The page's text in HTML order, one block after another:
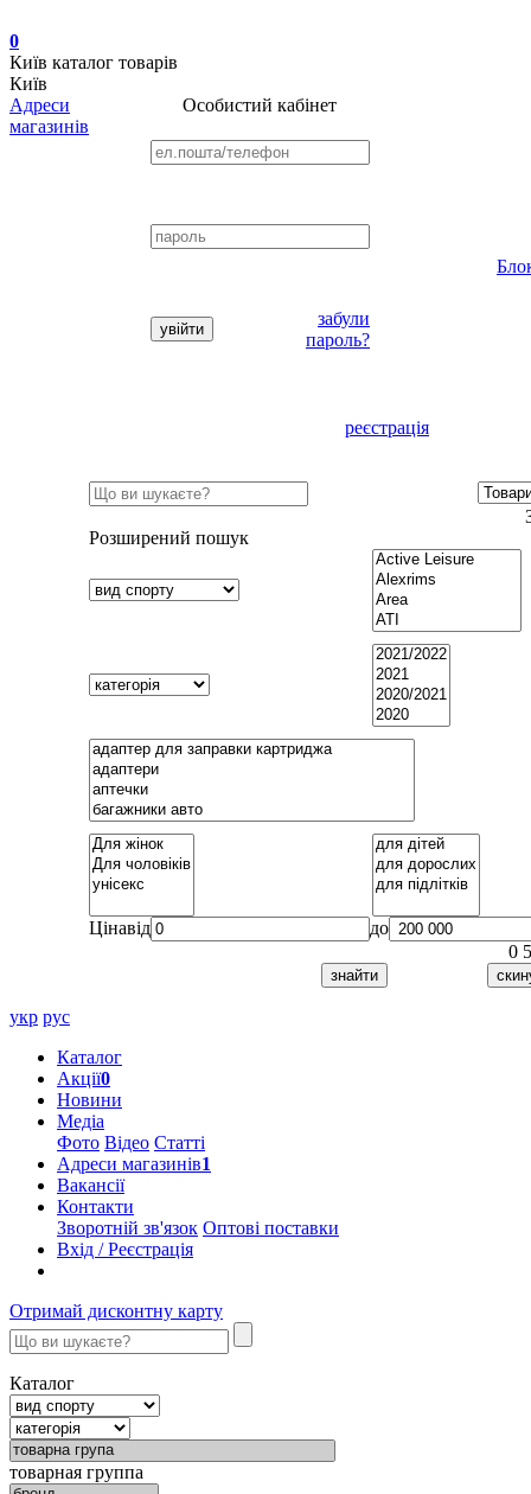
0
Київ каталог товарів
Київ
Адреси
магазинів
Особистий кабінет
забули
пароль?
реєстрація
Розширений пошук
Цінавід
до
0
укр рус
Каталог
Акції0
Новини
Медіа
Фото Відео Статті
Адреси магазинів1
Вакансії
Контакти
Зворотній зв'язок Оптові поставки
Вхід / Реєстрація
Отримай дисконтну карту
Каталог
товарная группа